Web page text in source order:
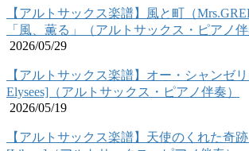
【アルトサックス楽譜】風と町（
「風、薫る」（アルトサックス・ピアノ伴
2026/05/29
【アルトサックス楽譜】オー・シャンゼリ
Elysees]（アルトサックス・ピアノ伴奏）
2026/05/19
【アルトサックス楽譜】天使のくれた奇跡